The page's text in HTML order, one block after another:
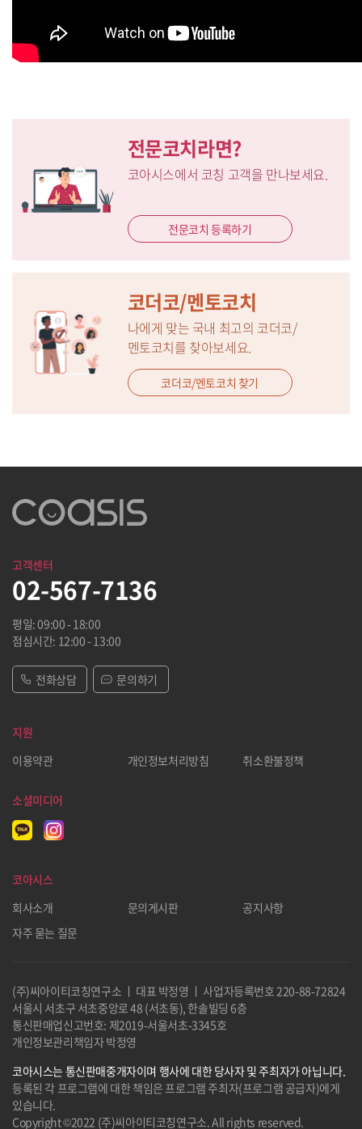
전문코치라면?
코아시스에서 코칭 고객을 만나보세요.
전문코치 등록하기
코더코/멘토코치
나에게 맞는 국내 최고의 코더코/
멘토코치를 찾아보세요.
코더코/멘토코치 찾기
고객센터
02-567-7136
평일: 09:00 - 18:00
점심시간: 12:00 - 13:00
전화상담 문의하기
지원
이용약관
개인정보처리방침 취소환불정책
소셜미디어
코아시스
회사소개
문의게시판
공지사항
자주 묻는 질문
(주)씨아이티코칭연구소 ㅣ 대표 박정영 ㅣ 사업자등록번호 220-88-72824
서울시 서초구 서초중앙로 48 (서초동), 한솔빌딩 6층
통신판매업신고번호: 제2019-서울서초-3345호
개인정보관리책임자 박정영
코아시스는 통신판매중개자이며 행사에 대한 당사자 및 주최자가 아닙니다.
등록된 각 프로그램에 대한 책임은 프로그램 주최자(프로그램 공급자)에게
있습니다.
Copyright ©2022 (주)씨아이티코칭연구소. All rights reserved.